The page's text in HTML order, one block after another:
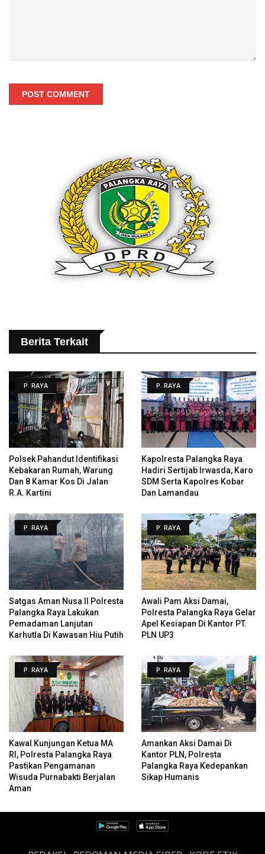
POST COMMENT
Berita Terkait
P. RAYA
Polsek Pahandut Identifikasi
Kebakaran Rumah, Warung
Dan 8 Kamar Kos Di Jalan
R.A. Kartini
P. RAYA
Kapolresta Palangka Raya
Hadiri Sertijab Irwasda, Karo
SDM Serta Kapolres Kobar
Dan Lamandau
P. RAYA
Satgas Aman Nusa II Polresta
Palangka Raya Lakukan
Pemadaman Lanjutan
Karhutla Di Kawasan Hiu Putih
P. RAYA
Awali Pam Aksi Damai,
Polresta Palangka Raya Gelar
Apel Kesiapan Di Kantor PT.
PLN UP3
P. RAYA
Kawal Kunjungan Ketua MA
RI, Polresta Palangka Raya
Pastikan Pengamanan
Wisuda Purnabakti Berjalan
Aman
P. RAYA
Amankan Aksi Damai Di
Kantor PLN, Polresta
Palangka Raya Kedepankan
Sikap Humanis